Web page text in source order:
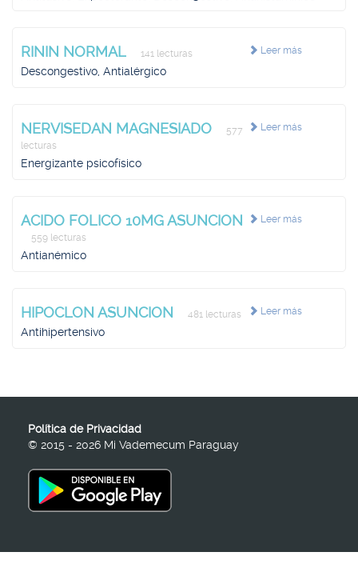
Leer más
RININ NORMAL 141 lecturas
Descongestivo, Antialérgico
Leer más
NERVISEDAN MAGNESIADO
577
lecturas
Energizante psicofísico
Leer más
ACIDO FOLICO 10MG ASUNCION
559 lecturas
Antianémico
Leer más
HIPOCLON ASUNCION 481 lecturas
Antihipertensivo
Política de Privacidad
© 2015 - 2026 Mi Vademecum Paraguay